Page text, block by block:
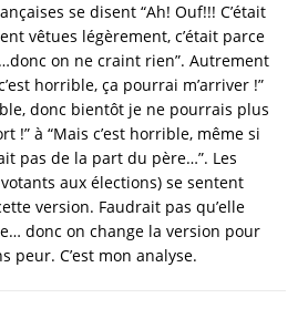
se disent “Ah! Ouf!!! C’était
vêtues légèrement, c’était parce
on ne craint rien”. Autrement
horrible, ça pourrai m’arriver !”
donc bientôt je ne pourrais plus
!” à “Mais c’est horrible, même si
pas de la part du père…”. Les
aux élections) se sentent
version. Faudrait pas qu’elle
donc on change la version pour
peur. C’est mon analyse.